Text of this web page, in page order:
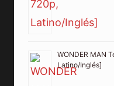
WONDER MAN
Latino/Inglés]